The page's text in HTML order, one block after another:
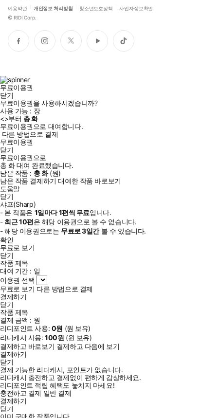
이용약관 개인정보 처리방침 청소년보호정책 사업자정보확인
© RIDI Corp.
페
이
인
스
트
위
유
튜
틱
톡
무료이용권
닫기
무료이용권을 사용하시겠습니까?
사용 가능 : 장
<>부터 총화
무료이용권으로 대여합니다.
다른 방법으로 결제
무료이용권
닫기
무료이용권으로
총 화대여 완료했습니다.
남은 작품 : 총화(원)
남은 작품 결제하기 대여한 작품 바로보기
도움말
닫기
샤프(Sharp)
- 본 작품은 1일마다1편씩 무료입니다.
- 최근10편은 해당 이용권으로 볼 수 없습니다.
- 해당 이용권으로는 무료로3일간볼 수 있습니다.
확인
무료로 보기
닫기
작품 제목
대여 기간 : 일
이용권 선택
무료로 보기 다른 방법으로 결제
결제하기
닫기
작품 제목
결제 금액 : 원
리디포인트 사용: 0원 (원 보유)
리디캐시 사용:100원 (원 보유)
결제하고 바로보기 결제하고 다음에 보기
결제하기
닫기
결제 가능한 리디캐시, 포인트가 없습니다.
리디캐시 충전하고 결제없이 편하게 감상하세요.
리디포인트 적립 혜택도 놓치지 마세요!
충전하고 결제 일반 결제
결제하기
닫기